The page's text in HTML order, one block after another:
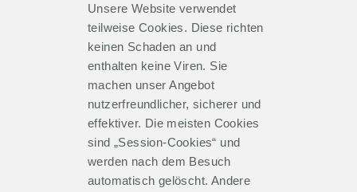
Unsere Website verwendet
teilweise Cookies. Diese richten
keinen Schaden an und
enthalten keine Viren. Sie
machen unser Angebot
nutzerfreundlicher, sicherer und
effektiver. Die meisten Cookies
sind „Session-Cookies“ und
werden nach dem Besuch
automatisch gelöscht. Andere